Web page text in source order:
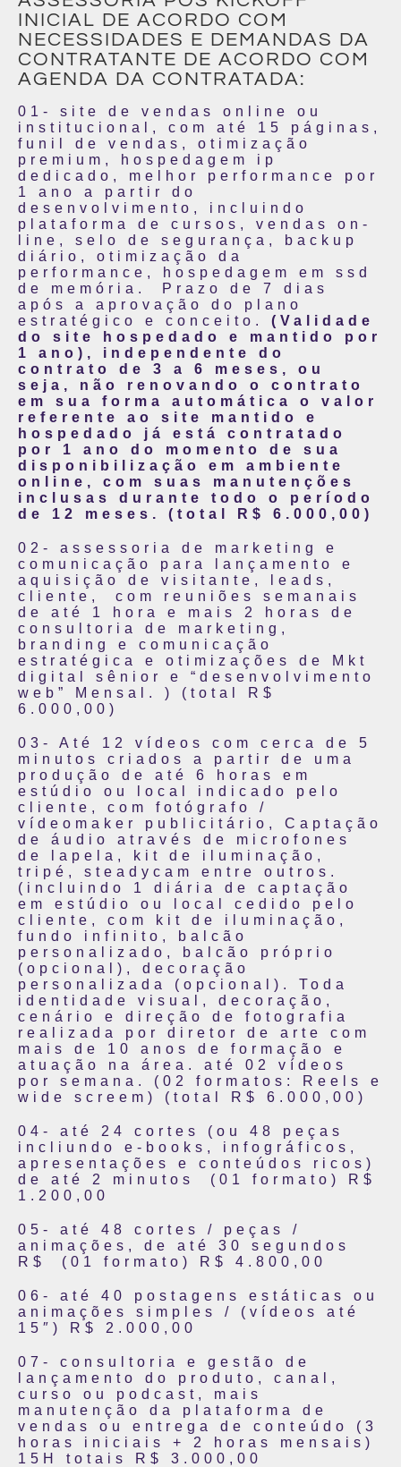
INICIAL DE ACORDO COM
NECESSIDADES E DEMANDAS DA
CONTRATANTE DE ACORDO COM
AGENDA DA CONTRATADA:
01- site de vendas online ou
institucional, com até 15 páginas,
funil de vendas, otimização
premium, hospedagem ip
dedicado, melhor performance por
1 ano a partir do
desenvolvimento, incluindo
plataforma de cursos, vendas on-
line, selo de segurança, backup
diário, otimização da
performance, hospedagem em ssd
de memória. Prazo de 7 dias
após a aprovação do plano
estratégico e conceito. (Validade
do site hospedado e mantido por
1 ano), independente do
contrato de 3 a 6 meses, ou
seja, não renovando o contrato
em sua forma automática o valor
referente ao site mantido e
hospedado já está contratado
por 1 ano do momento de sua
disponibilização em ambiente
online, com suas manutenções
inclusas durante todo o período
de 12 meses. (total R$ 6.000,00)
02- assessoria de marketing e
comunicação para lançamento e
aquisição de visitante, leads,
cliente, com reuniões semanais
de até 1 hora e mais 2 horas de
consultoria de marketing,
branding e comunicação
estratégica e otimizações de Mkt
digital sênior e “desenvolvimento
web” Mensal. ) (total R$
6.000,00)
03- Até 12 vídeos com cerca de 5
minutos criados a partir de uma
produção de até 6 horas em
estúdio ou local indicado pelo
cliente, com fotógrafo /
vídeomaker publicitário, Captação
de áudio através de microfones
de lapela, kit de iluminação,
tripé, steadycam entre outros.
(incluindo 1 diária de captação
em estúdio ou local cedido pelo
cliente, com kit de iluminação,
fundo infinito, balcão
personalizado, balcão próprio
(opcional), decoração
personalizada (opcional). Toda
identidade visual, decoração,
cenário e direção de fotografia
realizada por diretor de arte com
mais de 10 anos de formação e
atuação na área. até 02 vídeos
por semana. (02 formatos: Reels e
wide screem) (total R$ 6.000,00)
04- até 24 cortes (ou 48 peças
incliundo e-books, infográficos,
apresentações e conteúdos ricos)
de até 2 minutos (01 formato) R$
1.200,00
05- até 48 cortes / peças /
animações, de até 30 segundos
R$ (01 formato) R$ 4.800,00
06- até 40 postagens estáticas ou
animações simples / (vídeos até
15″) R$ 2.000,00
07- consultoria e gestão de
lançamento do produto, canal,
curso ou podcast, mais
manutenção da plataforma de
vendas ou entrega de conteúdo (3
horas iniciais + 2 horas mensais)
15H totais R$ 3.000,00